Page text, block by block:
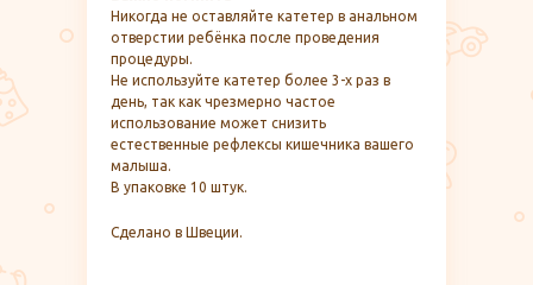
Никогда не оставляйте катетер в анальном
отверстии ребёнка после проведения
процедуры.​
Не используйте катетер более 3-х раз в
день, так как чрезмерно частое
использование может снизить
естественные рефлексы кишечника вашего
малыша.
В упаковке 10 штук.
Сделано в Швеции.